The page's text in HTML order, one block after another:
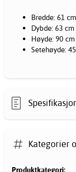
Bredde: 61 cm
Dybde: 63 cm
Høyde: 90 cm
Setehøyde:
Kategorier
Produktkategori: